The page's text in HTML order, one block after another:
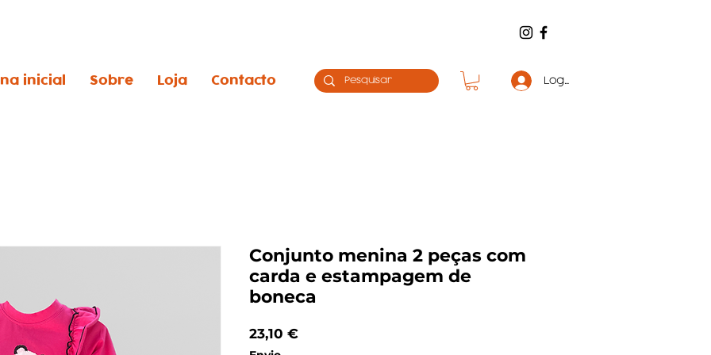
inicial Sobre Loja Contacto Log in
Conjunto menina 2 peças com
carda e estampagem de
boneca
23,10 €Preço